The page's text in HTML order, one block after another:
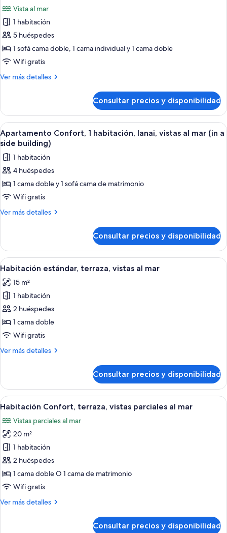
mar
(in
side
building)
fotos
de
Apartamento
Confort,
1
habitación,
al
mar
(in
a
side
building)
Vista al mar
1 habitación
5 huéspedes
1 sofá cama doble, 1 cama individual y 1 cama doble
Wifi gratis
Ver más detalles
Más
Confort,
habitación,
patio,
al
mar
a
side
Consultar precios y disponibilidad
Abrir
todas
las
fotos
de
Apartamento
Confort,
1
vistas
al
mar
(in
a
side
building)
Un dormitorio moderno con un
6
Apartamento Confort, 1 habitación, lanai, vistas al mar (in a
side building)
1 habitación
4 huéspedes
1 cama doble y 1 sofá cama de matrimonio
Wifi gratis
Ver más detalles
Más
Confort,
habitación,
vistas
al
mar
(in
a
side
building)
Consultar precios y disponibilidad
Abrir
todas
las
fotos
de
Habitación
estándar,
vistas
Una cama bien hecha con ropa de
4
Habitación estándar, terraza, vistas al mar
15 m²
1 habitación
2 huéspedes
1 cama doble
Wifi gratis
Ver más detalles
Más
estándar,
terraza,
vistas
mar
Consultar precios y disponibilidad
Abrir
todas
las
fotos
de
Habitación
Confort,
terraza,
parciales
Una cama impecablemente hecha
6
Habitación Confort, terraza, vistas parciales al mar
Vistas parciales al mar
20 m²
1 habitación
2 huéspedes
1 cama doble O 1 cama de matrimonio
Wifi gratis
Ver más detalles
Más
Consultar precios y disponibilidad